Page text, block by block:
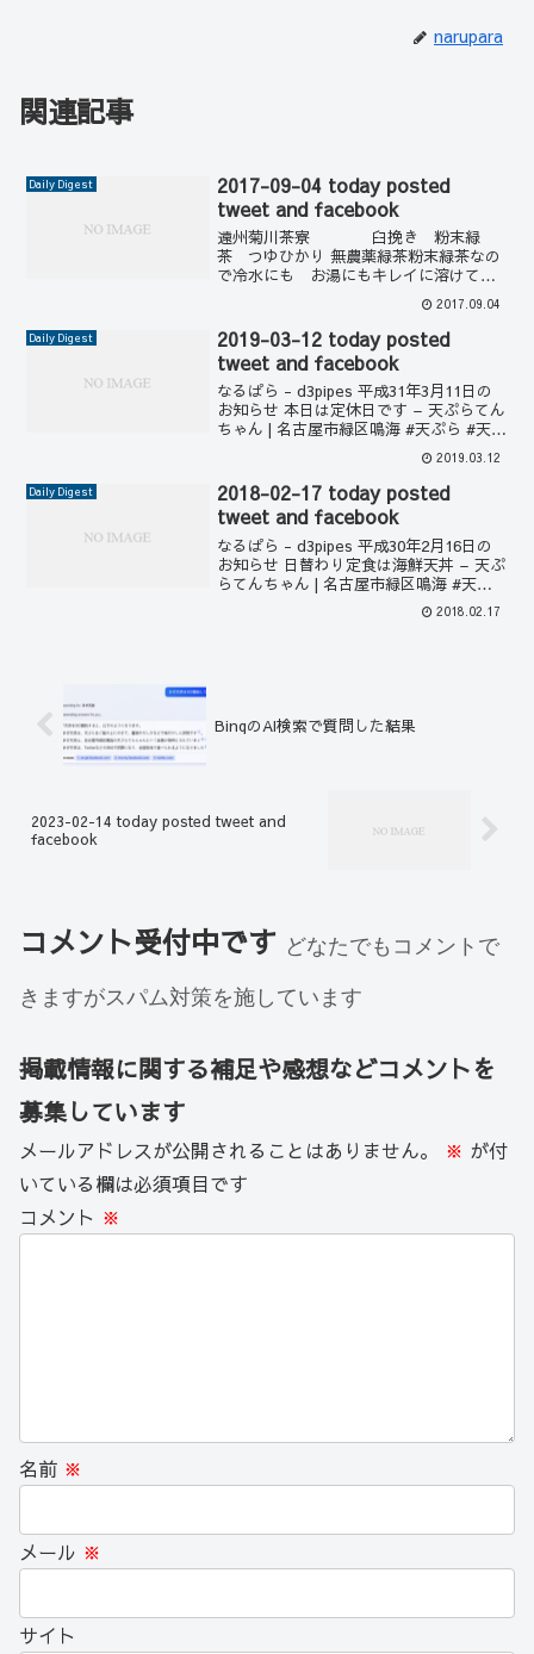
narupara
関連記事
Daily Digest
2017-09-04 today posted
tweet and facebook
遠州菊川茶寮 臼挽き 粉末緑
茶 つゆひかり 無農薬緑茶粉末緑茶なの
で冷水にも お湯にもキレイに溶けて茶
殻が出ませんので... 00:14:422017-09-03
today posted tweet and facebook
201...
2017.09.04
Daily Digest
2019-03-12 today posted
tweet and facebook
なるぱら - d3pipes 平成31年3月11日の
お知らせ 本日は定休日です – 天ぷらてん
ちゃん | 名古屋市緑区鳴海 #天ぷら #天丼
#かき揚げ #名古屋 #緑区… 01:31:36 な
るぱら - d3pipes なるぱら – d3...2019.03.12
Daily Digest
2018-02-17 today posted
tweet and facebook
なるぱら - d3pipes 平成30年2月16日の
お知らせ 日替わり定食は海鮮天丼 – 天ぷ
らてんちゃん | 名古屋市緑区鳴海 #天ぷ
ら #天丼 #かき揚げ #名古屋 #緑区 #ウオ
ダイプラス…... 00:47:28 なるぱら - d3...
2018.02.17
BingのAI検索で質問した結果
2023-02-14 today posted tweet and
facebook
コメント受付中です どなたでもコメントで
きますがスパム対策を施しています
掲載情報に関する補足や感想などコメントを
募集しています
メールアドレスが公開されることはありません。 ※ が付
いている欄は必須項目です
コメント ※
名前 ※
メール ※
サイト